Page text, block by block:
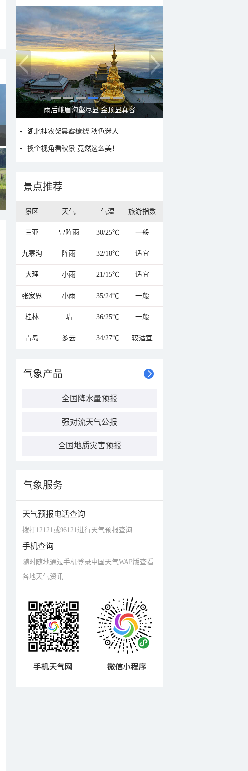
秋意浓 蓝天映衬下的哈尔滨伏尔加庄园
湖北神农架晨雾缭绕 秋色迷人
换个视角看秋景 竟然这么美！
景点推荐
景区 天气 气温 旅游指数
三亚 雷阵雨 30/25℃ 一般
九寨沟 阵雨 32/18℃ 适宜
大理 小雨 21/15℃ 适宜
张家界 小雨 35/24℃ 一般
桂林 晴 36/25℃ 一般
青岛 多云 34/27℃ 较适宜
气象产品
全国降水量预报
强对流天气公报
全国地质灾害预报
气象服务
天气预报电话查询
拨打12121或96121进行天气预报查询
手机查询
随时随地通过手机登录中国天气WAP版查看
各地天气资讯